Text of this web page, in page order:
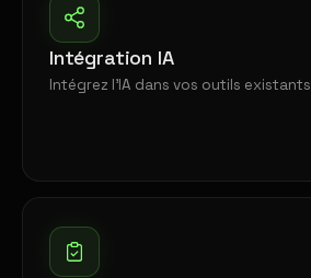
Intégration IA
Intégrez l'IA dans vos outils existants